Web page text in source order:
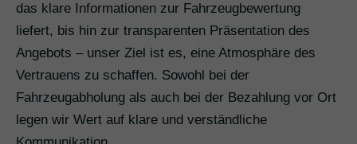
das klare Informationen zur Fahrzeugbewertung
liefert, bis hin zur transparenten Präsentation des
Angebots – unser Ziel ist es, eine Atmosphäre des
Vertrauens zu schaffen. Sowohl bei der
Fahrzeugabholung als auch bei der Bezahlung vor Ort
legen wir Wert auf klare und verständliche